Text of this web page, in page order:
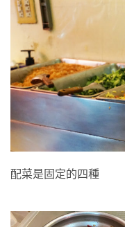
配菜是固定的四種